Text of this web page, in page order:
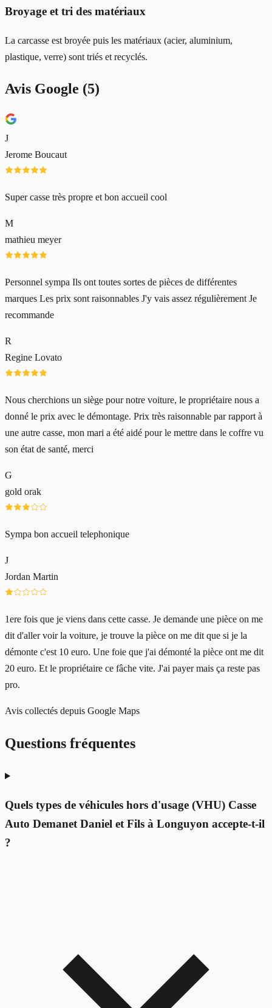
Broyage et tri des matériaux
La carcasse est broyée puis les matériaux (acier, aluminium,
plastique, verre) sont triés et recyclés.
Avis Google (5)
J
Jerome Boucaut
Super casse très propre et bon accueil cool
M
mathieu meyer
Personnel sympa Ils ont toutes sortes de pièces de différentes
marques Les prix sont raisonnables J'y vais assez régulièrement Je
recommande
R
Regine Lovato
Nous cherchions un siège pour notre voiture, le propriétaire nous a
donné le prix avec le démontage. Prix très raisonnable par rapport à
une autre casse, mon mari a été aidé pour le mettre dans le coffre vu
son état de santé, merci
G
gold orak
Sympa bon accueil telephonique
J
Jordan Martin
1ere fois que je viens dans cette casse. Je demande une pièce on me
dit d'aller voir la voiture, je trouve la pièce on me dit que si je la
démonte c'est 10 euro. Une foie que j'ai démonté la pièce ont me dit
20 euro. Et le propriétaire ce fâche vite. J'ai payer mais ça reste pas
pro.
Avis collectés depuis Google Maps
Questions fréquentes
Quels types de véhicules hors d'usage (VHU) Casse
Auto Demanet Daniel et Fils à Longuyon accepte-t-il
?